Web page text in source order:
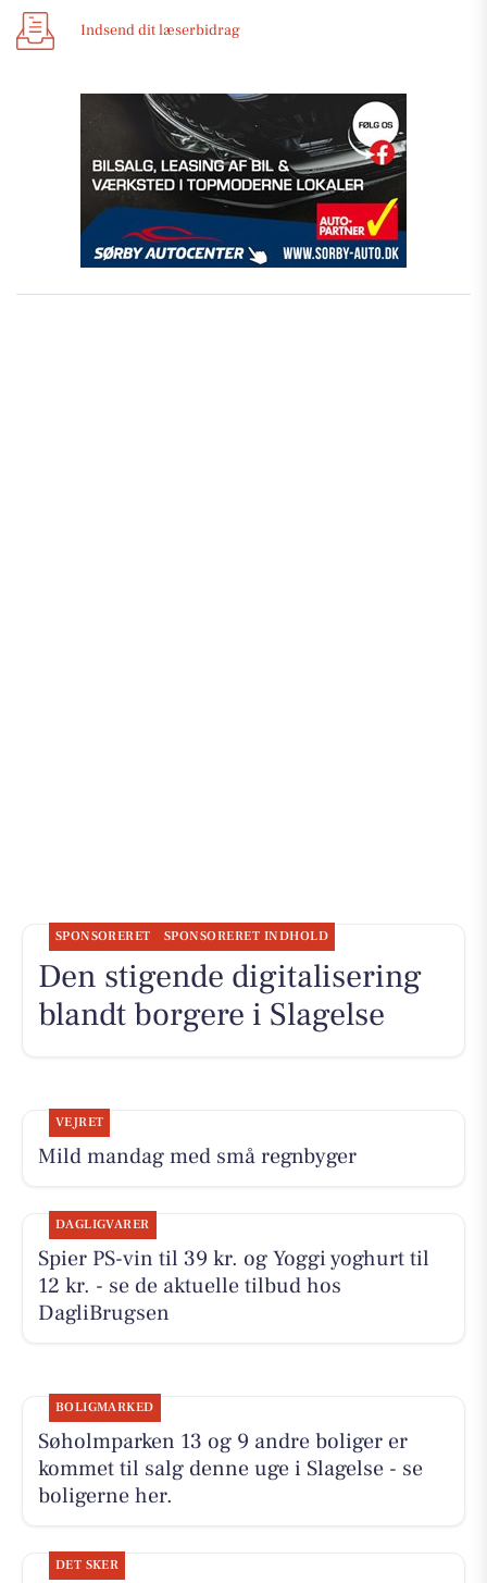
Indsend dit læserbidrag
SPONSORERET SPONSORERET INDHOLD
Den stigende digitalisering
blandt borgere i Slagelse
VEJRET
Mild mandag med små regnbyger
DAGLIGVARER
Spier PS-vin til 39 kr. og Yoggi yoghurt til
12 kr. - se de aktuelle tilbud hos
DagliBrugsen
BOLIGMARKED
Søholmparken 13 og 9 andre boliger er
kommet til salg denne uge i Slagelse - se
boligerne her.
DET SKER